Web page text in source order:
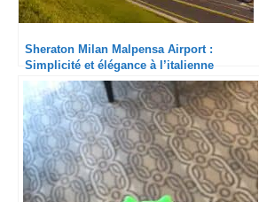
Sheraton Milan Malpensa Airport :
Simplicité et élégance à l’italienne